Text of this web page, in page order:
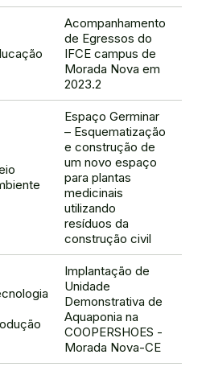
Acompanhamento
de Egressos do
IFCE campus de
Morada Nova em
2023.2
Espaço Germinar
– Esquematização
e construção de
um novo espaço
para plantas
medicinais
utilizando
resíduos da
construção civil
Implantação de
Unidade
Demonstrativa de
Aquaponia na
COOPERSHOES -
Morada Nova-CE